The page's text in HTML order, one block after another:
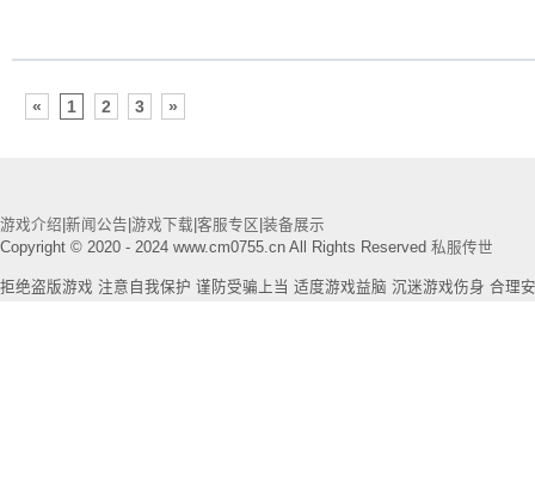
« 1 2 3 »
游戏介绍 新闻公告 游戏下载 客服专区 装备展示
Copyright © 2020 - 2024 www.cm0755.cn All Rights Reserved 私服传世
拒绝盗版游戏 注意自我保护 谨防受骗上当 适度游戏益脑 沉迷游戏伤身 合理